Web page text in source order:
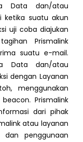
Data dan/atau
ketika suatu akun
uji coba diajukan
Prismalink
suatu e-mail.
Data dan/atau
dengan Layanan
menggunakan
Prismalink
dari pihak
atau layanan
dan penggunaan